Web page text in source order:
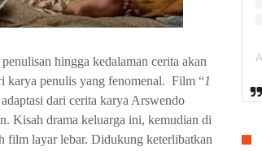
hingga kedalaman cerita akan
karya penulis yang fenomenal. Film “1
dari cerita karya Arswendo
Kisah drama keluarga ini, kemudian di
film layar lebar. Didukung keterlibatkan